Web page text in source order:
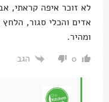
לא זוכר איפה קראתי,
אדים והכלי סגור,
ומהיר.
0 הגב